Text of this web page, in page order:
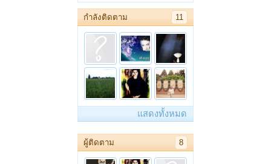
กำลังติดตาม 11
แสดงทั้งหมด
ผู้ติดตาม 8